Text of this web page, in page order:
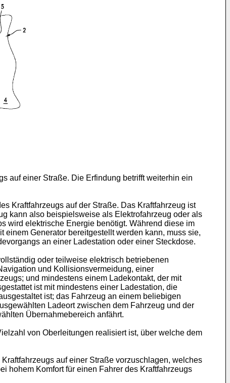
auf einer Straße. Die Erfindung betrifft weiterhin ein
Kraftfahrzeugs auf der Straße. Das Kraftfahrzeug ist
kann also beispielsweise als Elektrofahrzeug oder als
wird elektrische Energie benötigt. Während diese im
Generator bereitgestellt werden kann, muss sie,
an einer Ladestation oder einer Steckdose.
oder teilweise elektrisch betriebenen
und Kollisionsvermeidung, einer
und mindestens einem Ladekontakt, der mit
ist mit mindestens einer Ladestation, die
ist; das Fahrzeug an einem beliebigen
Ladeort zwischen dem Fahrzeug und der
Übernahmebereich anfährt.
von Oberleitungen realisiert ist, über welche dem
auf einer Straße vorzuschlagen, welches
hohem Komfort für einen Fahrer des Kraftfahrzeugs